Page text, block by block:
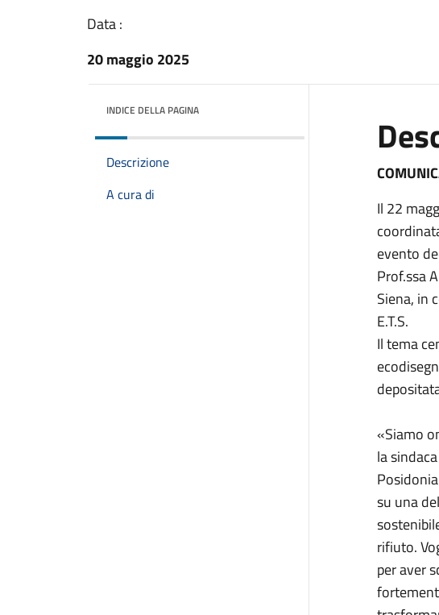
Data :
20 maggio 2025
INDICE DELLA PAGINA
Descrizione
A cura di
Il 22
evento
Prof.ssa
Siena, in
E.T.S.
Il tema
«Siamo
la
su una
rifiuto.
per aver